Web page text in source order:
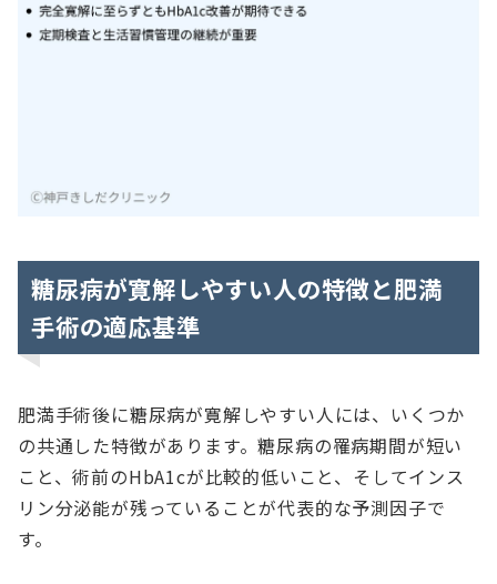
糖尿病が寛解しやすい人の特徴と肥満
手術の適応基準
肥満手術後に糖尿病が寛解しやすい人には、いくつか
の共通した特徴があります。糖尿病の罹病期間が短い
こと、術前のHbA1cが比較的低いこと、そしてインス
リン分泌能が残っていることが代表的な予測因子で
す。